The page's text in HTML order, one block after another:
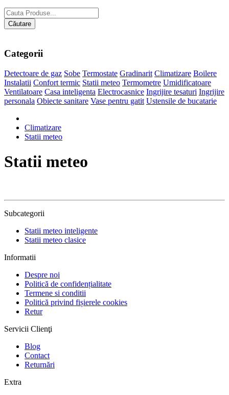
Căutare
Categorii
Detectoare de gaz Sobe Termostate Gradinarit Climatizare Boilere
Instalatii Confort termic Statii meteo Termometre Umidificatoare
Ventilatoare Casa inteligenta Electrocasnice Ingrijire tesaturi Ingrijire
personala Obiecte sanitare Vase pentru gatit Ustensile de bucatarie
Climatizare
Statii meteo
Statii meteo
Subcategorii
Statii meteo inteligente
Statii meteo clasice
Informatii
Despre noi
Politică de confidențialitate
Termene si conditii
Politică privind fișierele cookies
Retur
Servicii Clienţi
Blog
Contact
Returnări
Extra